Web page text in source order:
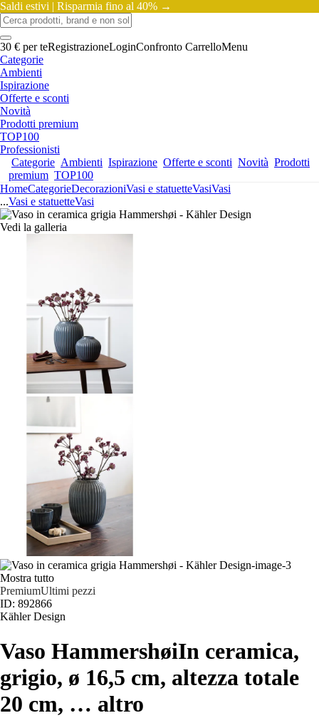
Saldi estivi | Risparmia fino al 40% →
30 € per teRegistrazioneLoginConfronto CarrelloMenu
Categorie
Ambienti
Ispirazione
Offerte e sconti
Novità
Prodotti premium
TOP100
Professionisti
Categorie Ambienti Ispirazione Offerte e sconti Novità Prodotti
premium TOP100
HomeCategorieDecorazioniVasi e statuetteVasiVasi
...Vasi e statuetteVasi
Vedi la galleria
Mostra tutto
PremiumUltimi pezzi
ID: 892866
Kähler Design
Vaso HammershøiIn ceramica,
grigio, ø 16,5 cm, altezza totale
20 cm, … altro